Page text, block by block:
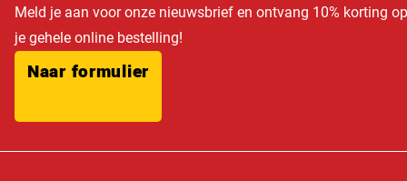
Meld je aan voor onze nieuwsbrief en ontvang 10% korting op
je gehele online bestelling!
Naar formulier